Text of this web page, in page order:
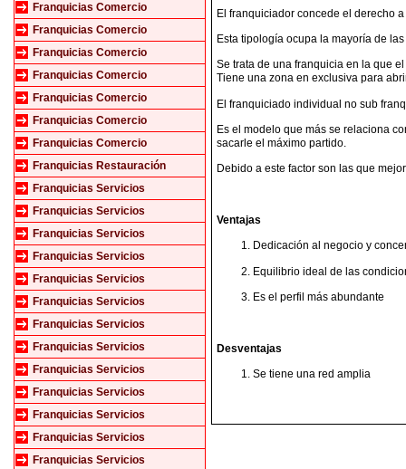
Franquicias Comercio
Franquicias Comercio
Franquicias Comercio
Franquicias Comercio
Franquicias Comercio
Franquicias Comercio
Franquicias Comercio
Franquicias Restauración
Franquicias Servicios
Franquicias Servicios
Franquicias Servicios
Franquicias Servicios
Franquicias Servicios
Franquicias Servicios
Franquicias Servicios
Franquicias Servicios
Franquicias Servicios
Franquicias Servicios
Franquicias Servicios
Franquicias Servicios
Franquicias Servicios
El franquiciador concede el derecho
Esta tipología ocupa la mayoría de
Se trata de una franquicia en la que
Tiene una zona en exclusiva para
El franquiciado individual no sub
Es el modelo que más se relaciona
sacarle el máximo partido.
Debido a este factor son las que
Ventajas
Dedicación al negocio y
Equilibrio ideal de las
Es el perfil más abundante
Desventajas
Se tiene una red amplia